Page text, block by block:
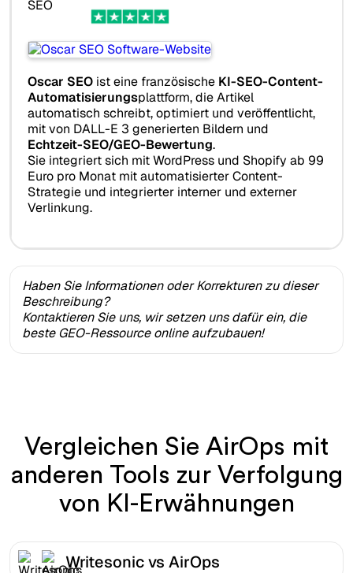
Oscar SEOist eine französische KI-SEO-Content-
Automatisierungsplattform, die Artikel
automatisch schreibt, optimiert und veröffentlicht,
mit von DALL-E 3 generierten Bildern und
Echtzeit-SEO/GEO-Bewertung.
Sie integriert sich mit WordPress und Shopify ab 99
Euro pro Monat mit automatisierter Content-
Strategie und integrierter interner und externer
Verlinkung.
Haben Sie Informationen oder Korrekturen zu dieser
Beschreibung?
Kontaktieren Sie uns, wir setzen uns dafür ein, die
beste GEO-Ressource online aufzubauen!
Vergleichen Sie AirOps mit
anderen Tools zur Verfolgung
von KI-Erwähnungen
Writesonic vs AirOps